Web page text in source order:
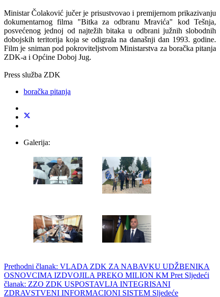
Ministar Čolaković jučer je prisustvovao i premijernom prikazivanju
dokumentarnog filma "Bitka za odbranu Mravića" kod Tešnja,
posvećenog jednoj od najtežih bitaka u odbrani južnih slobodnih
dobojskih teritorija koja se odigrala na današnji dan 1993. godine.
Film je sniman pod pokroviteljstvom Ministarstva za boračka pitanja
ZDK-a i Općine Doboj Jug.
Press služba ZDK
boračka pitanja
Galerija:
Prethodni članak: VLADA ZDK ZA NABAVKU UDŽBENIKA
OSNOVCIMA IZDVOJILA PREKO MILION KM Pret Sljedeći
članak: ZZO ZDK USPOSTAVLJA INTEGRISANI
ZDRAVSTVENI INFORMACIONI SISTEM Sljedeće